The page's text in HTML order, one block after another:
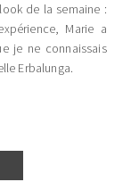
de la semaine :
Marie a
je ne connaissais
Erbalunga.